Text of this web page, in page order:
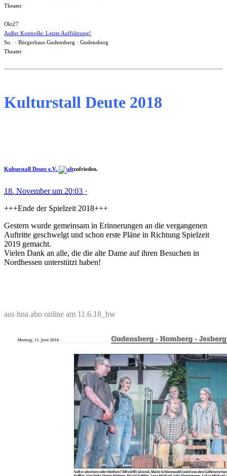
Theater
Okt27
Außer Kontrolle: Letzte Aufführung!
So. · Bürgerhaus Gudensberg · Gudensberg
Theater
Kulturstall Deute 2018
Kulturstall Deute e.V. zufrieden.
18. November um 20:03 ·
+++Ende der Spielzeit 2018+++
Gestern wurde gemeinsam in Erinnerungen an die vergangenen
Auftritte geschwelgt und schon erste Pläne in Richtung Spielzeit
2019 gemacht.
Vielen Dank an alle, die die alte Dame auf ihren Besuchen in
Nordhessen unterstützt haben!
aus hna abo online am 11.6.18_hw